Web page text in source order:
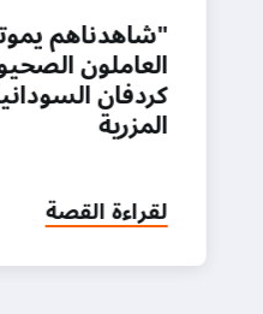
"شاهدناهم
العاملون
كردفان
المزرية
لقراءة القصة